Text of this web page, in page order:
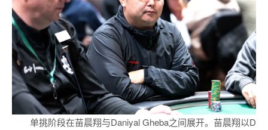
单挑阶段在苗晨翔与Daniyal Gheba之间展开。苗晨翔以D